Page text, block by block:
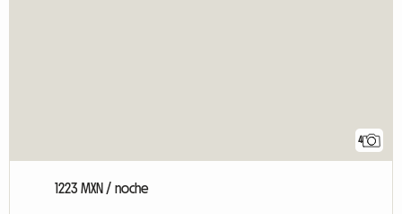
4
1223 MXN / noche